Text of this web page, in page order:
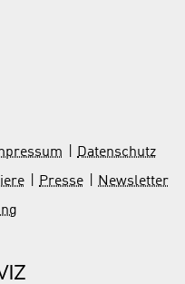
Datenschutz
Presse
Newsletter